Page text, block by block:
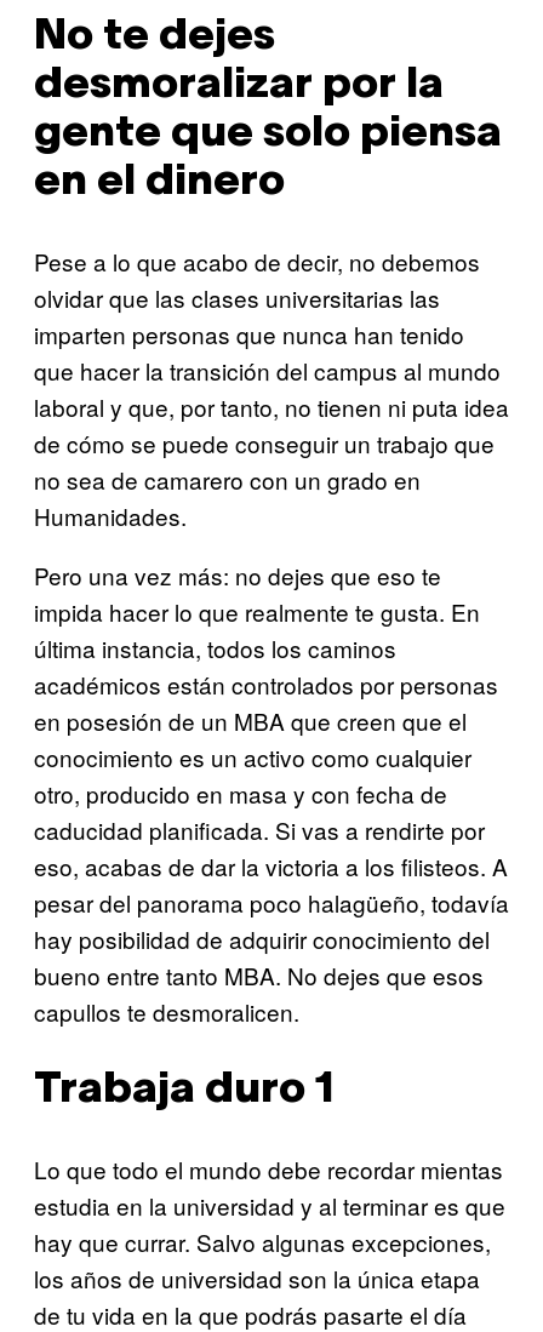
No te dejes
desmoralizar por la
gente que solo piensa
en el dinero
Pese a lo que acabo de decir, no debemos
olvidar que las clases universitarias las
imparten personas que nunca han tenido
que hacer la transición del campus al mundo
laboral y que, por tanto, no tienen ni puta idea
de cómo se puede conseguir un trabajo que
no sea de camarero con un grado en
Humanidades.
Pero una vez más: no dejes que eso te
impida hacer lo que realmente te gusta. En
última instancia, todos los caminos
académicos están controlados por personas
en posesión de un MBA que creen que el
conocimiento es un activo como cualquier
otro, producido en masa y con fecha de
caducidad planificada. Si vas a rendirte por
eso, acabas de dar la victoria a los filisteos. A
pesar del panorama poco halagüeño, todavía
hay posibilidad de adquirir conocimiento del
bueno entre tanto MBA. No dejes que esos
capullos te desmoralicen.
Trabaja duro 1
Lo que todo el mundo debe recordar mientas
estudia en la universidad y al terminar es que
hay que currar. Salvo algunas excepciones,
los años de universidad son la única etapa
de tu vida en la que podrás pasarte el día